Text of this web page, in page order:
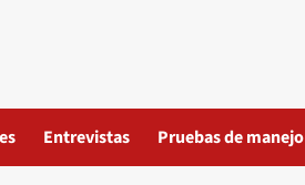
Entrevistas Pruebas de manejo